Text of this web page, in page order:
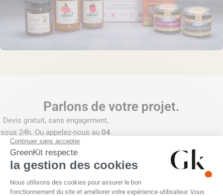
Parlons de votre projet.
Devis gratuit, sans engagement,
sous 24h. Ou appelez-nous au04
99 75 32 14.